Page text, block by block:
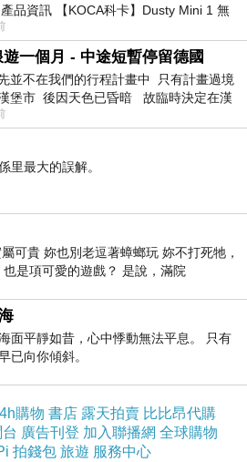
那一塊錢賺得辛苦，母親送
費三十元
租書或買書，不用再讓母親
親比誰都
擔沉重，往往無法應付。有
外書，那
不是捨不得錢。
老師住隔壁，他家與我家是
。補習不累
次上課都要點名提醒某某、
費，而我老
怪怨母親，他幾次去面見老
老師大概因
班上課的──，還是每次點
見老師，
。我口出不遜之言，母親默
品資訊 【KOCA科卡】Dusty Mini 1 無
塵器評語： 能吸、能吹兼具兩
遊一個月 - 中途短暫停留德國
並不在我們的行程計畫中 只有計畫過境
堡市 後因天色已昏暗 故臨時決定在漢
餐和過夜
里最大的誤解。
可貴 妳也別老逗著蟑螂玩 妳不打死牠，
是項可愛的遊戲？ 是說，滿院
面平靜如昔，心中悸動無法平息。 只有
已向你傾斜。
購物 書店 露天拍賣 比比昂代購
廣告刊登 加入聯播網 全球購物
拍錢包 旅遊 服務中心